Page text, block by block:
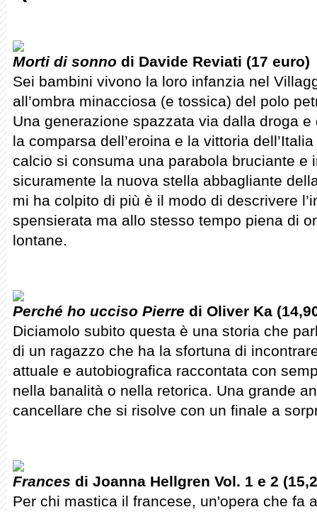
Morti di sonno di Davide Reviati (17 euro)
Sei bambini vivono la loro infanzia nel
all’ombra minacciosa (e tossica) del polo
Una generazione spazzata via dalla droga
la comparsa dell’eroina e la vittoria
calcio si consuma una parabola bruciante e
sicuramente la nuova stella abbagliante
mi ha colpito di più è il modo di descrivere
spensierata ma allo stesso tempo piena di
lontane.
Perché ho ucciso Pierre di Oliver Ka
Diciamolo subito questa è una storia che
di un ragazzo che ha la sfortuna di
attuale e autobiografica raccontata con
nella banalità o nella retorica. Una grande
cancellare che si risolve con un finale a
Frances di Joanna Hellgren Vol. 1 e 2
Per chi mastica il francese, un'opera che fa